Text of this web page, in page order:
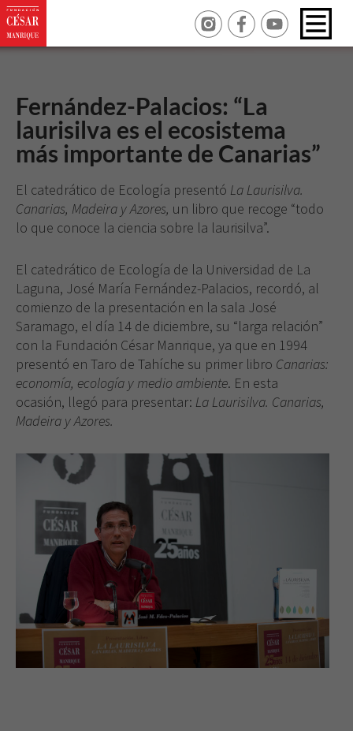
Fernández-Palacios: “La
laurisilva es el ecosistema
más importante de Canarias”
El catedrático de Ecología presentó La Laurisilva.
Canarias, Madeira y Azores, un libro que recoge “todo
lo que conoce la ciencia sobre la laurisilva”.
El catedrático de Ecología de la Universidad de La
Laguna, José María Fernández-Palacios, recordó, al
comienzo de la presentación en la sala José
Saramago, el día 14 de diciembre, su “larga relación”
con la Fundación César Manrique, ya que en 1994
presentó en Taro de Tahíche su primer libro Canarias:
economía, ecología y medio ambiente. En esta
ocasión, llegó para presentar: La Laurisilva. Canarias,
Madeira y Azores.